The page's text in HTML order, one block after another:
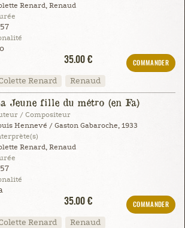
Renard, Renaud
35.00 €
COMMANDER
Renard Renaud
Jeune fille du métro (en Fa)
/ Compositeur
Hennevé / Gaston Gabaroche, 1933
Renard, Renaud
35.00 €
COMMANDER
Renard Renaud